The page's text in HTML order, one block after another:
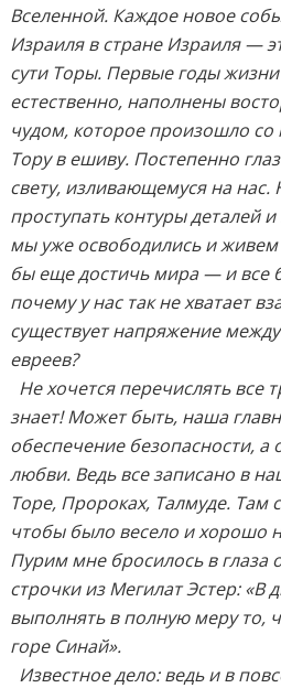
Вселенной. Каждое новое
Израиля в стране Израиля —
сути Торы. Первые годы
естественно, наполнены
чудом, которое произошло
Тору в ешиву. Постепенно
свету, изливающемуся на нас.
проступать контуры деталей
мы уже освободились и живем
бы еще достичь мира — и все
почему у нас так не хватает
существует напряжение
евреев?
Не хочется перечислять все
знает! Может быть, наша
обеспечение безопасности, а
любви. Ведь все записано в
Торе, Пророках, Талмуде. Там
чтобы было весело и хорошо
Пурим мне бросилось в
строчки из Мегилат Эстер: «В
выполнять в полную меру то,
горе Синай».
Известное дело: ведь и в